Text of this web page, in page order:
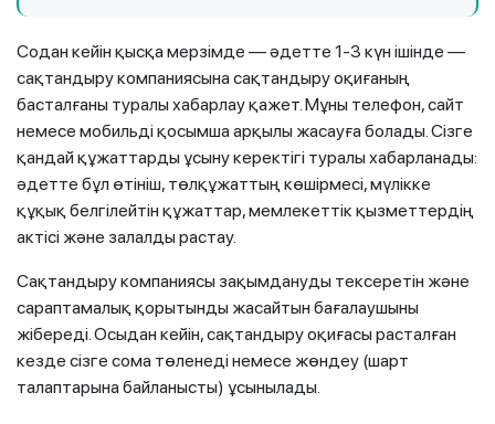
Содан кейін қысқа мерзімде — әдетте 1-3 күн ішінде —
сақтандыру компаниясына сақтандыру оқиғаның
басталғаны туралы хабарлау қажет. Мұны телефон, сайт
немесе мобильді қосымша арқылы жасауға болады. Сізге
қандай құжаттарды ұсыну керектігі туралы хабарланады:
әдетте бұл өтініш, төлқұжаттың көшірмесі, мүлікке
құқық белгілейтін құжаттар, мемлекеттік қызметтердің
актісі және залалды растау.
Сақтандыру компаниясы зақымдануды тексеретін және
сараптамалық қорытынды жасайтын бағалаушыны
жібереді. Осыдан кейін, сақтандыру оқиғасы расталған
кезде сізге сома төленеді немесе жөндеу (шарт
талаптарына байланысты) ұсынылады.